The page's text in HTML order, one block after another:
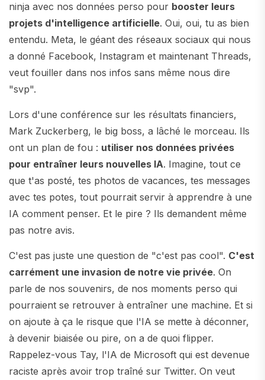
ninja avec nos données perso pour booster leurs
projets d'intelligence artificielle. Oui, oui, tu as bien
entendu. Meta, le géant des réseaux sociaux qui nous
a donné Facebook, Instagram et maintenant Threads,
veut fouiller dans nos infos sans même nous dire
"svp".
Lors d'une conférence sur les résultats financiers,
Mark Zuckerberg, le big boss, a lâché le morceau. Ils
ont un plan de fou : utiliser nos données privées
pour entraîner leurs nouvelles IA. Imagine, tout ce
que t'as posté, tes photos de vacances, tes messages
avec tes potes, tout pourrait servir à apprendre à une
IA comment penser. Et le pire ? Ils demandent même
pas notre avis.
C'est pas juste une question de "c'est pas cool". C'est
carrément une invasion de notre vie privée. On
parle de nos souvenirs, de nos moments perso qui
pourraient se retrouver à entraîner une machine. Et si
on ajoute à ça le risque que l'IA se mette à déconner,
à devenir biaisée ou pire, on a de quoi flipper.
Rappelez-vous Tay, l'IA de Microsoft qui est devenue
raciste après avoir trop traîné sur Twitter. On veut